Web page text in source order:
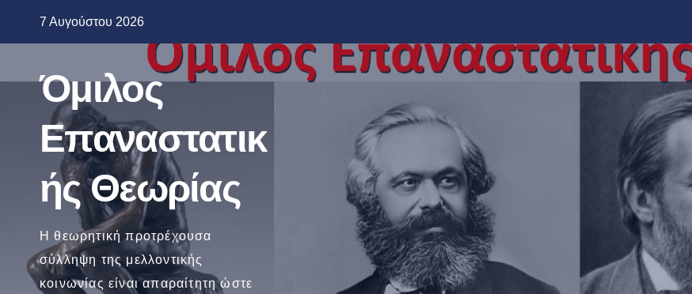
7 Αυγούστου 2026
Όμιλος
Επαναστατικ
ής Θεωρίας
Η θεωρητική προτρέχουσα
σύλληψη της μελλοντικής
κοινωνίας είναι απαραίτητη ώστε